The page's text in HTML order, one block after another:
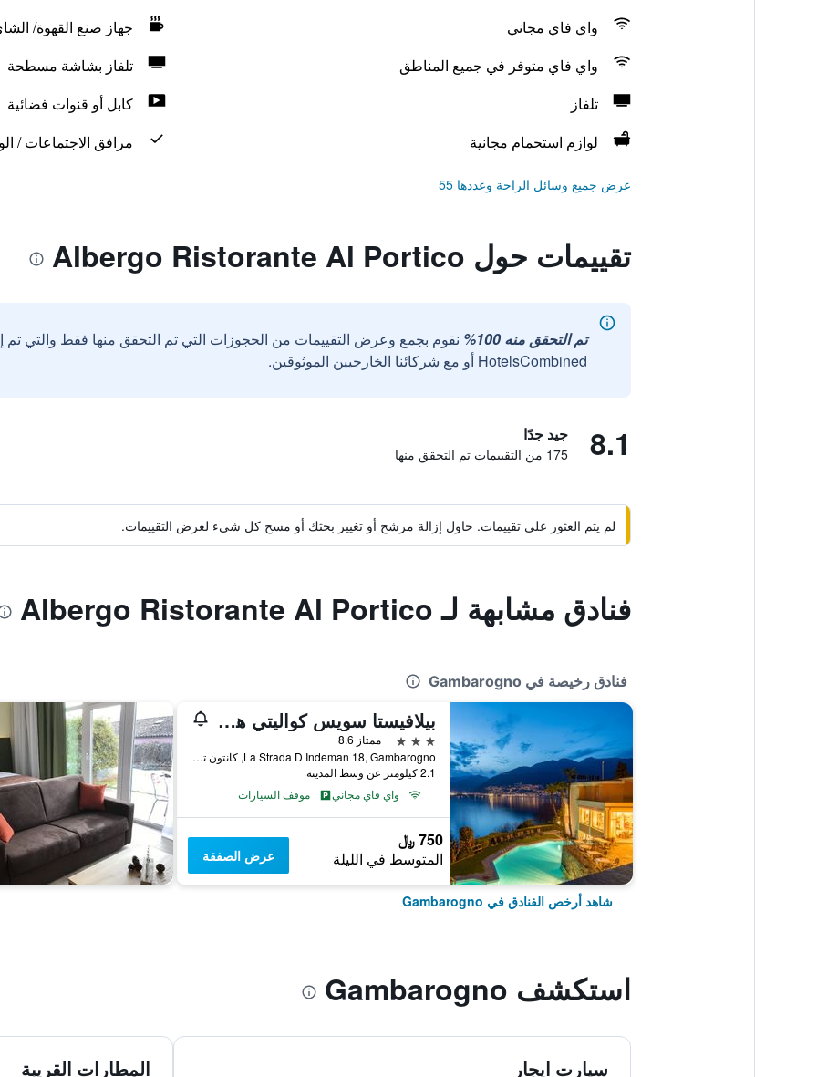
واي فاي مجاني
جهاز صنع القهوة/
واي فاي متوفر في جميع المناطق
تلفاز بشاشة مسطحة
تلفاز
كابل أو قنوات فضائية
لوازم استحمام مجانية
مرافق الاجتماعات /
عرض جميع وسائل الراحة وعددها 55
تقييمات حول Albergo Ristorante Al Portico
تم التحقق منه 100%
نقوم بجمع وعرض التقييمات من الحجوزات التي تم التحقق منها فقط والتي
HotelsCombined أو مع شركائنا الخارجيين الموثوقين.
8.1 جيد جدًا
175 من التقييمات تم التحقق منها
لم يتم العثور على تقييمات. حاول إزالة مرشح أو تغيير بحثك أو مسح كل شيء لعرض التقييمات.
فنادق مشابهة لـ Albergo Ristorante Al Portico
فنادق رخيصة في Gambarogno
بيلافيستا سويس كواليتي هوتل
3 نجوم
ممتاز 8.6
La Strada D Indeman 18, Gambarogno, كانتون تيسينو, سويسرا
2.1 كيلومتر عن وسط المدينة
واي فاي مجاني
موقف السيارات
750 ﷼
المتوسط في الليلة عرض الصفقة
شاهد أرخص الفنادق في Gambarogno
استكشف Gambarogno
سيارت ايجار المطارات القريبة